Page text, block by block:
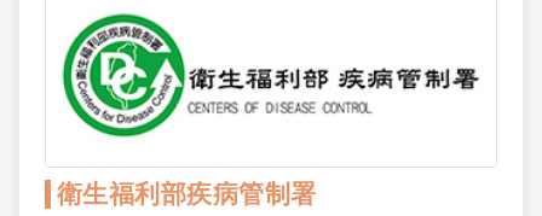
衛生福利部疾病管制署